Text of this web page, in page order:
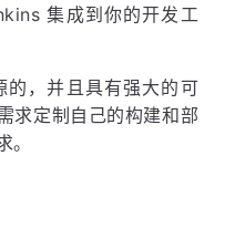
集成到你的开发工
，并且具有强大的可
求定制自己的构建和部